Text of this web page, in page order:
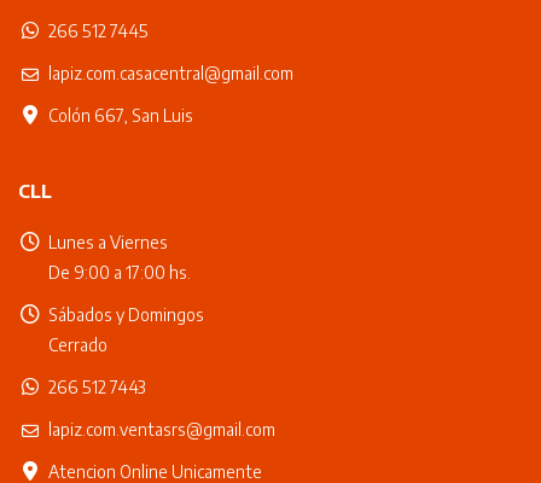
266 512 7445
lapiz.com.casacentral@gmail.com
Colón 667, San Luis
CLL
Lunes a Viernes
De 9:00 a 17:00 hs.
Sábados y Domingos
Cerrado
266 512 7443
lapiz.com.ventasrs@gmail.com
Atencion Online Unicamente